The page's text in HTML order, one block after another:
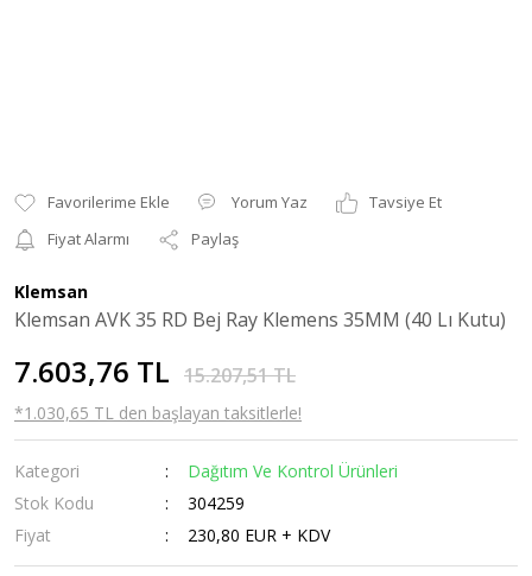
Yorum Yaz
Tavsiye Et
Fiyat Alarmı
Paylaş
Klemsan
Klemsan AVK 35 RD Bej Ray Klemens 35MM (40 Lı Kutu)
7.603,76 TL 15.207,51 TL
*1.030,65 TL den başlayan taksitlerle!
Kategori
Dağıtım Ve Kontrol Ürünleri
Stok Kodu
304259
Fiyat
230,80 EUR + KDV